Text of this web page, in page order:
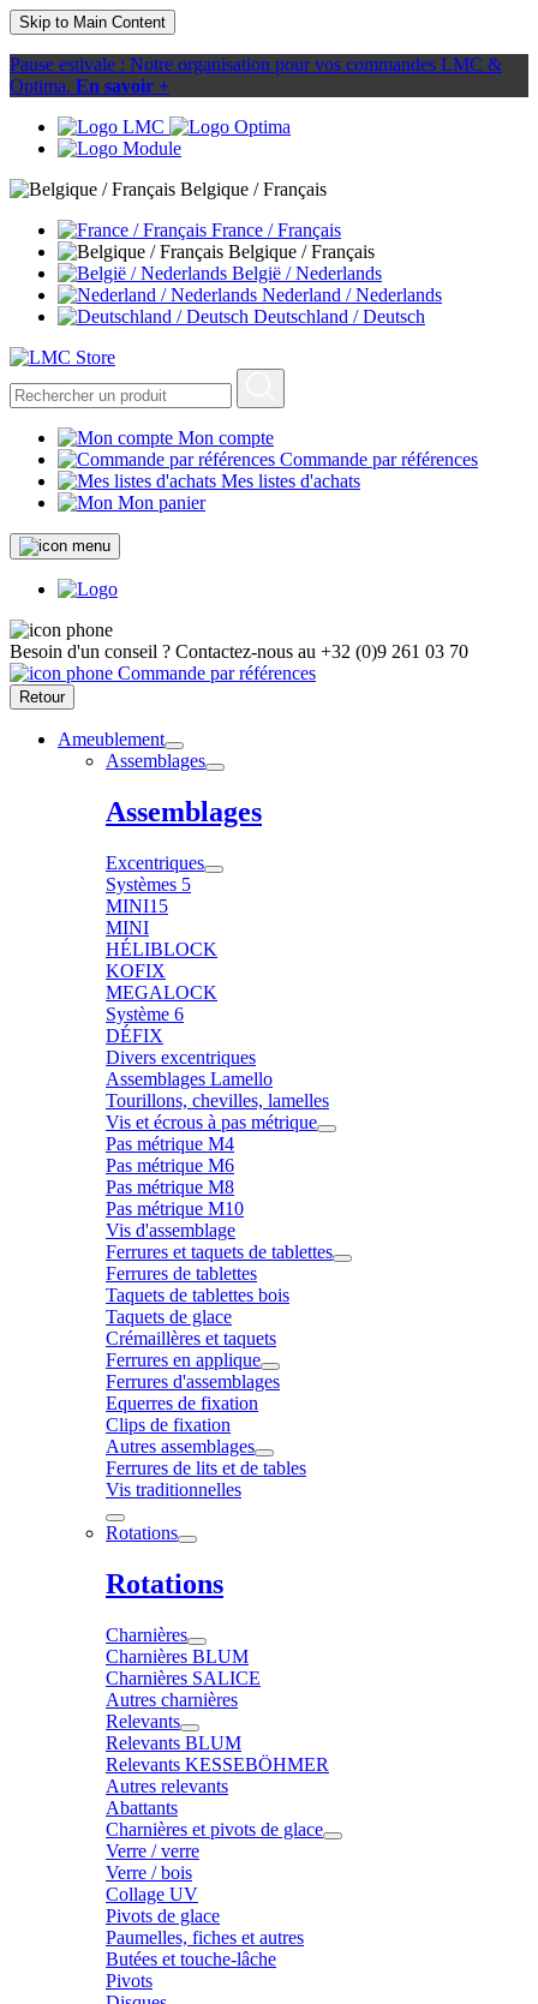
Skip to Main Content
Pause estivale : Notre organisation pour vos commandes LMC &
Optima. En savoir +
Belgique / Français
France / Français
Belgique / Français
België / Nederlands
Nederland / Nederlands
Deutschland / Deutsch
Mon compte
Commande par références
Mes listes d'achats
Mon panier
Besoin d'un conseil ? Contactez-nous au +32 (0)9 261 03 70
Commande par références
Retour
Ameublement
Assemblages
Assemblages
Excentriques
Systèmes 5
MINI15
MINI
HÉLIBLOCK
KOFIX
MEGALOCK
Système 6
DÉFIX
Divers excentriques
Assemblages Lamello
Tourillons, chevilles, lamelles
Vis et écrous à pas métrique
Pas métrique M4
Pas métrique M6
Pas métrique M8
Pas métrique M10
Vis d'assemblage
Ferrures et taquets de tablettes
Ferrures de tablettes
Taquets de tablettes bois
Taquets de glace
Crémaillères et taquets
Ferrures en applique
Ferrures d'assemblages
Equerres de fixation
Clips de fixation
Autres assemblages
Ferrures de lits et de tables
Vis traditionnelles
Rotations
Rotations
Charnières
Charnières BLUM
Charnières SALICE
Autres charnières
Relevants
Relevants BLUM
Relevants KESSEBÖHMER
Autres relevants
Abattants
Charnières et pivots de glace
Verre / verre
Verre / bois
Collage UV
Pivots de glace
Paumelles, fiches et autres
Butées et touche-lâche
Pivots